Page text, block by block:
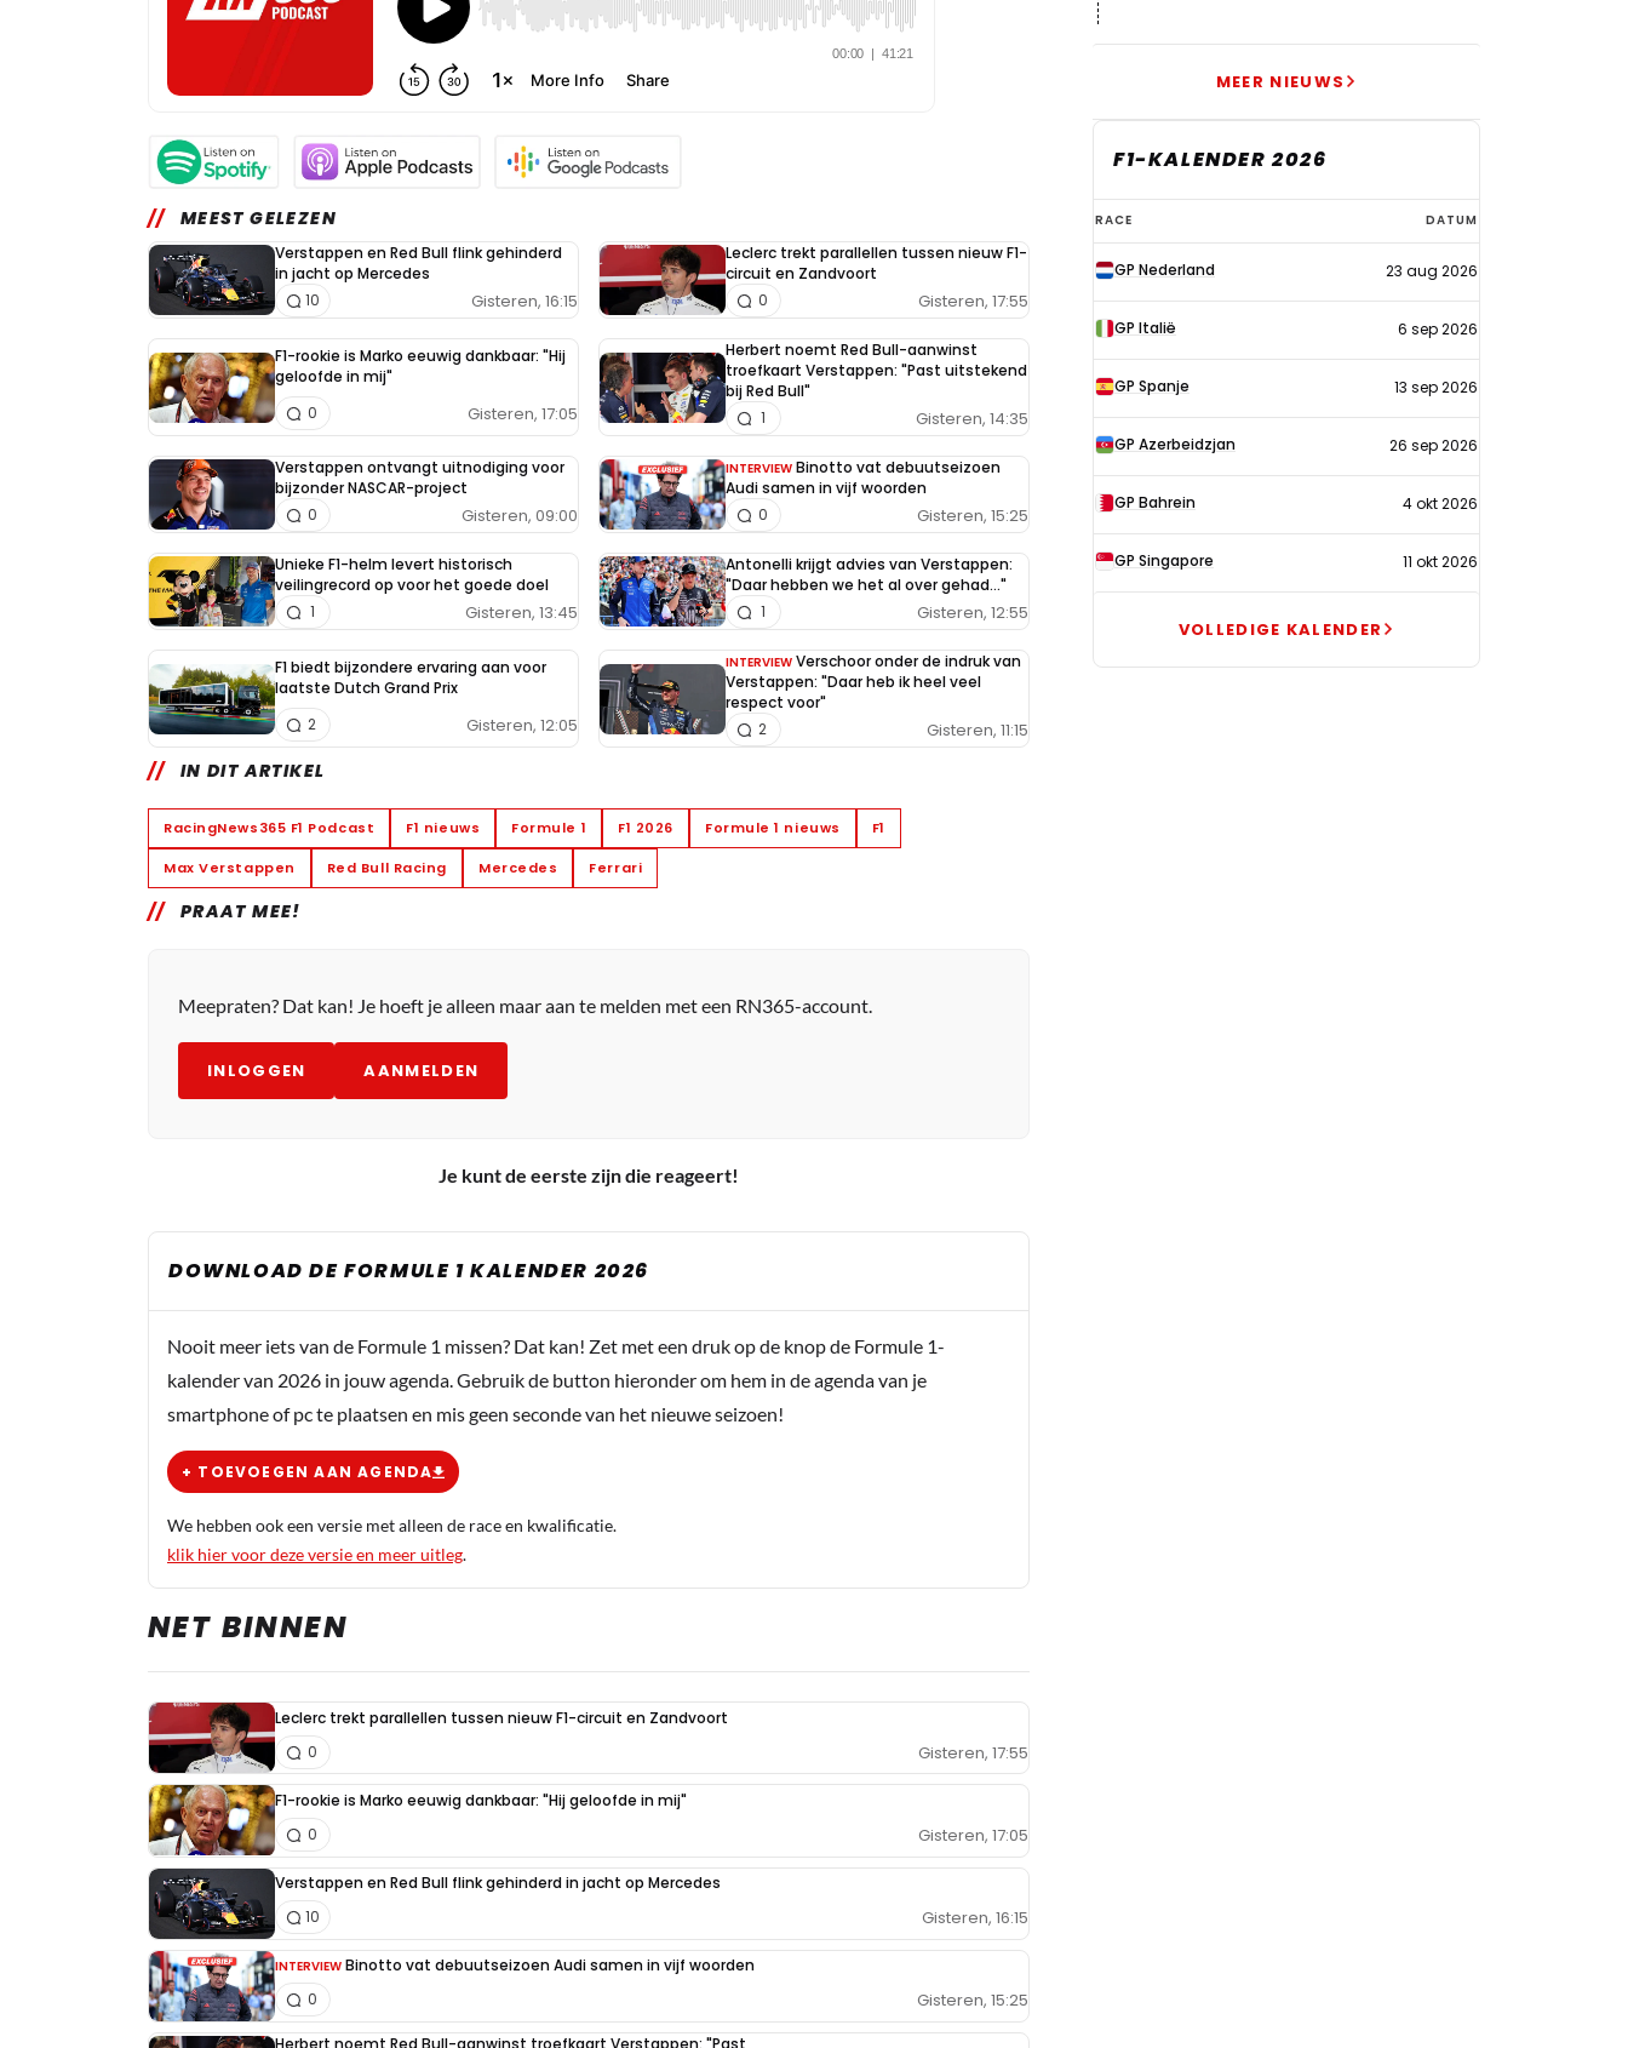
MEEST GELEZEN
Verstappen en Red Bull flink gehinderd
in jacht op Mercedes
Gisteren, 16:15
10
Leclerc trekt parallellen tussen nieuw F1-
circuit en Zandvoort
Gisteren, 17:55
0
F1-rookie is Marko eeuwig dankbaar: "Hij
geloofde in mij"
Gisteren, 17:05
0
Herbert noemt Red Bull-aanwinst
troefkaart Verstappen: "Past uitstekend
bij Red Bull"
Gisteren, 14:35
1
Verstappen ontvangt uitnodiging voor
bijzonder NASCAR-project
Gisteren, 09:00
0
INTERVIEW Binotto vat debuutseizoen
Audi samen in vijf woorden
Gisteren, 15:25
0
Unieke F1-helm levert historisch
veilingrecord op voor het goede doel
Gisteren, 13:45
1
Antonelli krijgt advies van Verstappen:
"Daar hebben we het al over gehad..."
Gisteren, 12:55
1
F1 biedt bijzondere ervaring aan voor
laatste Dutch Grand Prix
Gisteren, 12:05
2
INTERVIEW Verschoor onder de indruk van
Verstappen: "Daar heb ik heel veel
respect voor"
Gisteren, 11:15
2
IN DIT ARTIKEL
RacingNews365 F1 Podcast F1 nieuws Formule 1 F1 2026 Formule 1 nieuws F1
Max Verstappen Red Bull Racing Mercedes Ferrari
PRAAT MEE!
Meepraten? Dat kan! Je hoeft je alleen maar aan te melden met een RN365-account.
INLOGGEN AANMELDEN
Je kunt de eerste zijn die reageert!
DOWNLOAD DE FORMULE 1 KALENDER 2026
Nooit meer iets van de Formule 1 missen? Dat kan! Zet met een druk op de knop de Formule 1-
kalender van 2026 in jouw agenda. Gebruik de button hieronder om hem in de agenda van je
smartphone of pc te plaatsen en mis geen seconde van het nieuwe seizoen!
+ TOEVOEGEN AAN AGENDA
We hebben ook een versie met alleen de race en kwalificatie.
klik hier voor deze versie en meer uitleg.
NET BINNEN
Leclerc trekt parallellen tussen nieuw F1-circuit en Zandvoort
Gisteren, 17:55
0
F1-rookie is Marko eeuwig dankbaar: "Hij geloofde in mij"
Gisteren, 17:05
0
Verstappen en Red Bull flink gehinderd in jacht op Mercedes
Gisteren, 16:15
10
INTERVIEW Binotto vat debuutseizoen Audi samen in vijf woorden
Gisteren, 15:25
0
Herbert noemt Red Bull-aanwinst troefkaart Verstappen: "Past
MEER NIEUWS
F1-KALENDER 2026
F1-
kalender
2026
RACE DATUM
GP Nederland 23 aug 2026
GP Italië 6 sep 2026
GP Spanje 13 sep 2026
GP Azerbeidzjan 26 sep 2026
GP Bahrein 4 okt 2026
GP Singapore 11 okt 2026
VOLLEDIGE KALENDER